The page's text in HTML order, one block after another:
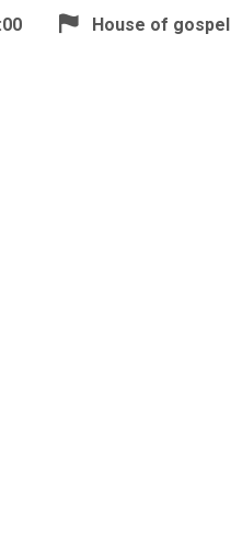
House of gospel